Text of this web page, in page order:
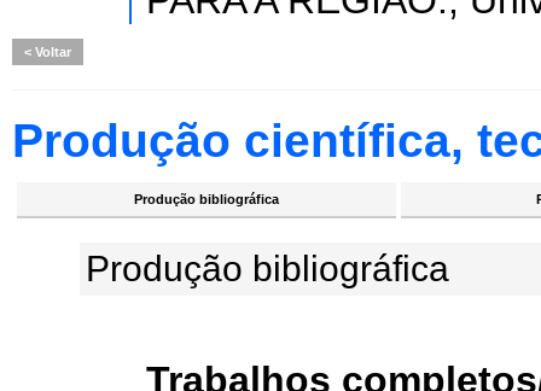
Voltar
Produção científica,
Produção bibliográfica
Produção bibliográfica
Trabalhos